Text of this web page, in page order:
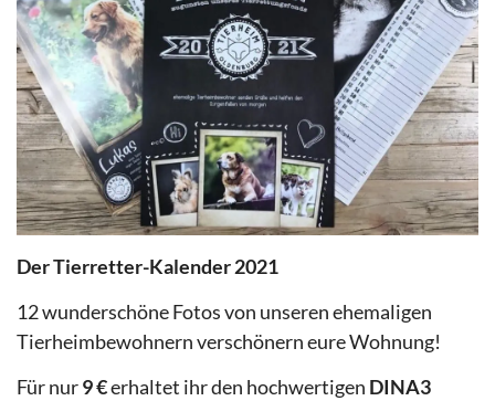
Der Tierretter-Kalender 2021
12 wunderschöne Fotos von unseren ehemaligen
Tierheimbewohnern verschönern eure Wohnung!
Für nur9 €erhaltet ihr den hochwertigen DINA3